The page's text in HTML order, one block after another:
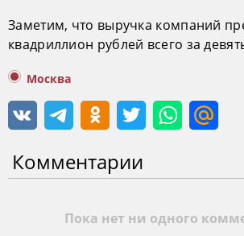
Заметим, что выручка компаний
квадриллион рублей всего за
Москва
Комментарии
Пока нет ни одного